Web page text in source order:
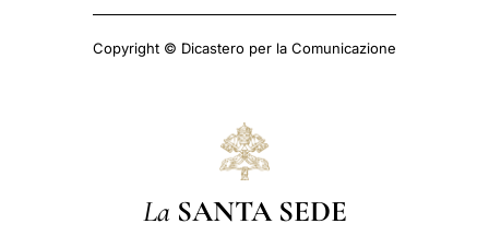
Copyright © Dicastero per la Comunicazione
La SANTA SEDE